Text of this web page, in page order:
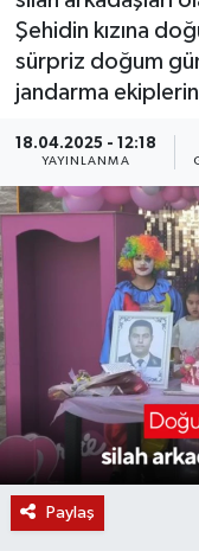
Şehidin kızına
sürpriz doğum
jandarma
18.04.2025 - 12:18
YAYINLANMA
Paylaş
KÜLTÜR
YAŞAM
LIFE
SARIGÖL
SARUHANLI
SELENDİ
KIRKAĞAÇ
DEMİRCİ
GÖRDES
KÖPRÜBAŞI
SOMA
KÖPRÜBAŞI
KULA
SALİHLİ
SARIGÖL
SARUHANLI
ŞEHZADELER
SELENDİ
SOMA
TURGUTLU
EKONOMİ
EĞİTİM
KÜLTÜR
YAŞAM
LIFE
BİLİM VE
YAZARLAR
MANİSA'NIN